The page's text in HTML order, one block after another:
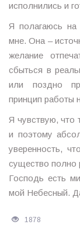
исполнились и
Я полагаюсь
мне. Она –
желание
сбыться в
или поздно
принцип работы
Я чувствую, что
и поэтому
уверенность,
существо полно
Господь есть
мой Небесный.
1878